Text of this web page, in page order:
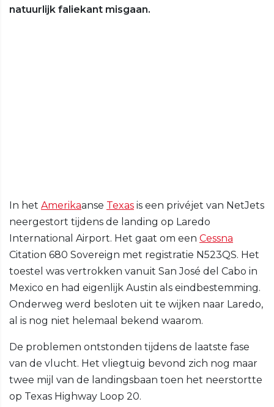
natuurlijk faliekant misgaan.
In het Amerikaanse Texas is een privéjet van NetJets
neergestort tijdens de landing op Laredo
International Airport. Het gaat om een Cessna
Citation 680 Sovereign met registratie N523QS. Het
toestel was vertrokken vanuit San José del Cabo in
Mexico en had eigenlijk Austin als eindbestemming.
Onderweg werd besloten uit te wijken naar Laredo,
al is nog niet helemaal bekend waarom.
De problemen ontstonden tijdens de laatste fase
van de vlucht. Het vliegtuig bevond zich nog maar
twee mijl van de landingsbaan toen het neerstortte
op Texas Highway Loop 20.